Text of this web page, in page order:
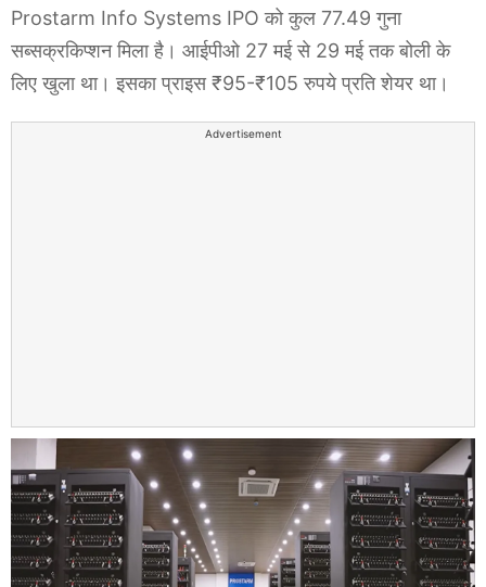
Prostarm Info Systems IPO को कुल 77.49 गुना
सब्सक्रकिप्शन मिला है। आईपीओ 27 मई से 29 मई तक बोली के
लिए खुला था। इसका प्राइस ₹95-₹105 रुपये प्रति शेयर था।
Advertisement